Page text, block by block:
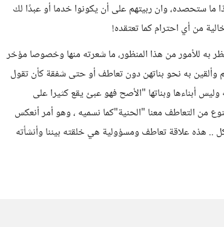
ستحصده، وان ربيتهم على أن يكونوا خدما أو عبدًا لك
من أي احترام كما تعتقده!
به للأمور من هذا المنظور، ما شعرته منها وخصوصا مؤخر
وألقين به نحو بناتهن دون تعاطف أو حتى شفقة كأن تقول
أبناءها وبناتها "الأصح فهو عبئ يقع كثيرا على
من التعاطف معنا "الحنية"كما نسميه ، وهو أمر أنعكس
.. هذه علاقة تعاطف ومسؤولية هي خلقته بيننا وأنشأته